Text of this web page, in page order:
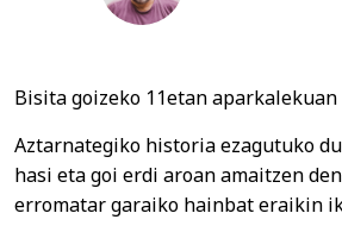
Bisita goizeko 11etan aparkalekuan
Aztarnategiko historia ezagutuko
hasi eta goi erdi aroan amaitzen
erromatar garaiko hainbat eraikin